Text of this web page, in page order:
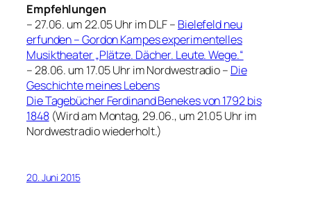
Empfehlungen
– 27.06. um 22.05 Uhr im DLF – Bielefeld neu
erfunden – Gordon Kampes experimentelles
Musiktheater „Plätze. Dächer. Leute. Wege.“
– 28.06. um 17.05 Uhr im Nordwestradio – Die
Geschichte meines Lebens
Die Tagebücher Ferdinand Benekes von 1792 bis
1848(Wird am Montag, 29.06., um 21.05 Uhr im
Nordwestradio wiederholt.)
20. Juni 2015